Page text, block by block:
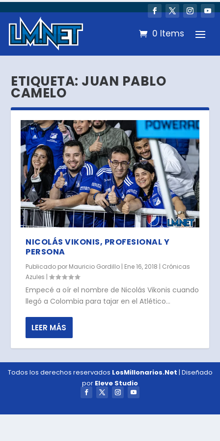
0 Items
ETIQUETA: JUAN PABLO
CAMELO
NICOLÁS VIKONIS, PROFESIONAL Y
PERSONA
Publicado por Mauricio Gordillo | Ene 16, 2018 | Crónicas
Azules |
Empecé a oír el nombre de Nicolás Vikonis cuando
llegó a Colombia para tajar en el Atlético...
LEER MÁS
Todos los derechos reservados LosMillonarios.Net | Diseñado
por Eleve Studio